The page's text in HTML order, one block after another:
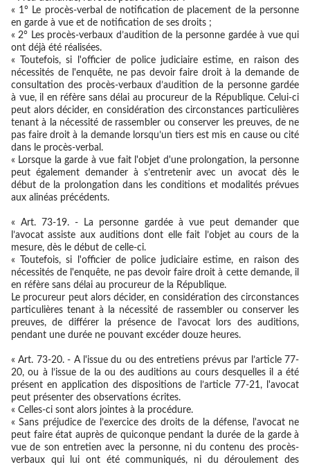
« 1° Le procès-verbal de notification de placement de la personne
en garde à vue et de notification de ses droits ;
« 2° Les procès-verbaux d’audition de la personne gardée à vue qui
ont déjà été réalisées.
« Toutefois, si l'officier de police judiciaire estime, en raison des
nécessités de l'enquête, ne pas devoir faire droit à la demande de
consultation des procès-verbaux d’audition de la personne gardée
à vue, il en réfère sans délai au procureur de la République. Celui-ci
peut alors décider, en considération des circonstances particulières
tenant à la nécessité de rassembler ou conserver les preuves, de ne
pas faire droit à la demande lorsqu’un tiers est mis en cause ou cité
dans le procès-verbal.
« Lorsque la garde à vue fait l'objet d'une prolongation, la personne
peut également demander à s’entretenir avec un avocat dès le
début de la prolongation dans les conditions et modalités prévues
aux alinéas précédents.
« Art. 73-19. - La personne gardée à vue peut demander que
l’avocat assiste aux auditions dont elle fait l’objet au cours de la
mesure, dès le début de celle-ci.
« Toutefois, si l'officier de police judiciaire estime, en raison des
nécessités de l'enquête, ne pas devoir faire droit à cette demande, il
en réfère sans délai au procureur de la République.
Le procureur peut alors décider, en considération des circonstances
particulières tenant à la nécessité de rassembler ou conserver les
preuves, de différer la présence de l’avocat lors des auditions,
pendant une durée ne pouvant excéder douze heures.
« Art. 73-20. - A l'issue du ou des entretiens prévus par l’article 77-
20, ou à l’issue de la ou des auditions au cours desquelles il a été
présent en application des dispositions de l’article 77-21, l'avocat
peut présenter des observations écrites.
« Celles-ci sont alors jointes à la procédure.
« Sans préjudice de l’exercice des droits de la défense, l'avocat ne
peut faire état auprès de quiconque pendant la durée de la garde à
vue de son entretien avec la personne, ni du contenu des procès-
verbaux qui lui ont été communiqués, ni du déroulement des